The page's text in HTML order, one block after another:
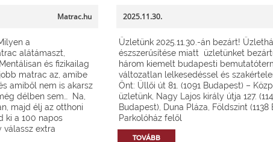
Matrac.hu
a
alátámaszt,
és fizikailag
matrac az, amibe
amiből nem is akarsz
délben sem… Na,
majd élj az otthoni
ki a 100 napos
válassz extra
2025.11.30.
Üzletünk 2025.11.30.-án bezárt!
észszerűsítése miatt üzletünket
három kiemelt budapesti
változatlan lelkesedéssel és
Önt: Üllői út 81. (1091 Budapest) –
üzletünk, Nagy Lajos király útja 127.
Budapest), Duna Pláza, Földszint (1138
Parkolóház felől
TOVÁBB